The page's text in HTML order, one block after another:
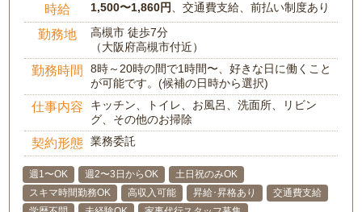
時給 1,500〜1,860円 、交通費支給、前払い制度あり
勤務地
高槻市 徒歩7分
（大阪府高槻市付近）
勤務時間
8時～20時の間で1時間〜、好きな日に働くこと
が可能です。(候補の日時から選択)
仕事内容
キッチン、トイレ、お風呂、洗面所、リビン
グ、その他のお掃除
契約形態 業務委託
週1〜OK 週2〜3日からOK
土日祝のみOK
スキマ時間勤務OK
高収入可能 昇給･昇格あり
交通費支給